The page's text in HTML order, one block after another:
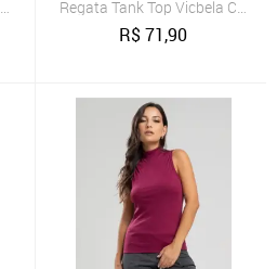
Fitness Alça Fina Academia
Regata Tank Top Vicbela
R$71,90